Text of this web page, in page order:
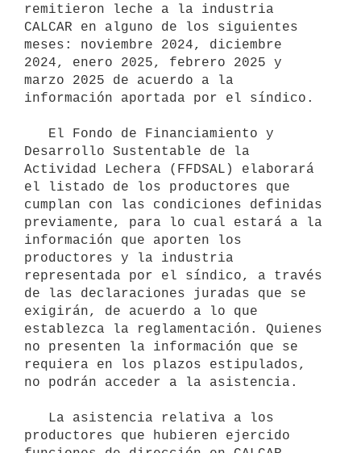
remitieron leche a la industria
CALCAR en alguno de los siguientes
meses: noviembre 2024, diciembre
2024, enero 2025, febrero 2025 y
marzo 2025 de acuerdo a la
información aportada por el síndico.
Desarrollo Sustentable de la
Actividad Lechera (FFDSAL) elaborará
el listado de los productores que
cumplan con las condiciones definidas
previamente, para lo cual estará a la
información que aporten los
productores y la industria
representada por el síndico, a través
de las declaraciones juradas que se
exigirán, de acuerdo a lo que
establezca la reglamentación. Quienes
no presenten la información que se
requiera en los plazos estipulados,
no podrán acceder a la asistencia.
productores que hubieren ejercido